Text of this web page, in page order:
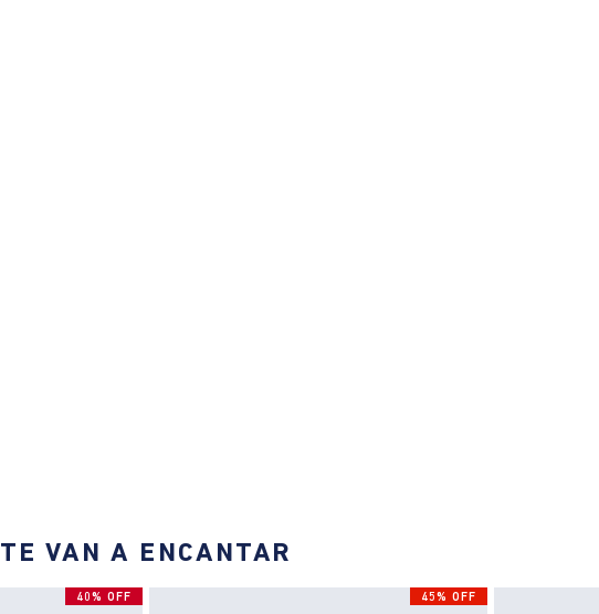
TE VAN A ENCANTAR
40% OFF 45% OFF